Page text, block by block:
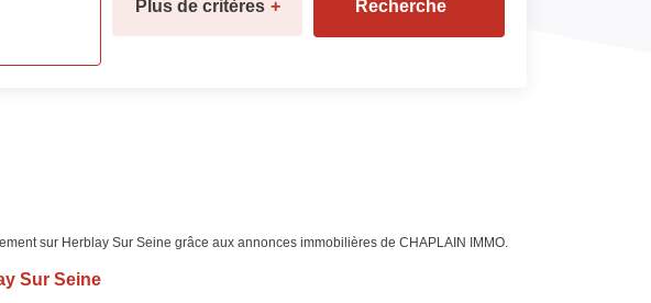
Plus de critères + Recherche
sur Herblay Sur Seine grâce aux annonces immobilières de CHAPLAIN IMMO.
Sur Seine